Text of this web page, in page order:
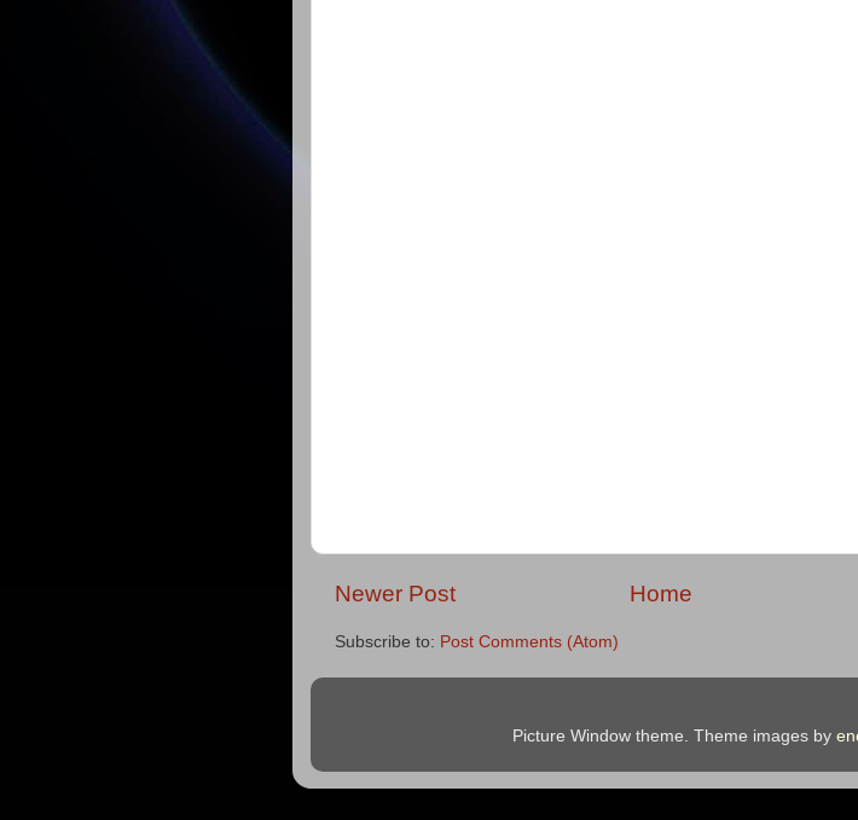
Newer Post Home
Subscribe to: Post Comments (Atom)
Picture Window theme. Theme images by